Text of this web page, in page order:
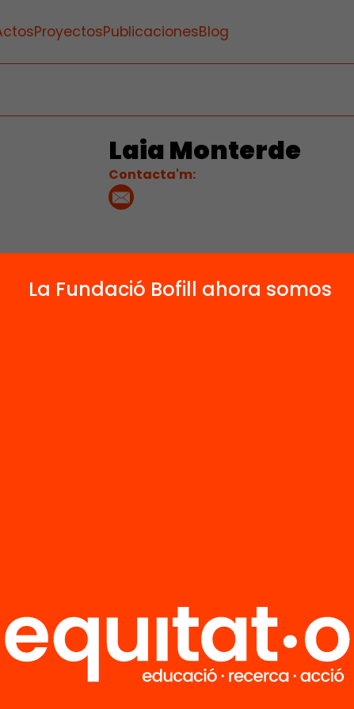
ProyectosPublicacionesBlog
Laia Monterde
Contacta'm:
FAQS
HUB Social
La Fundació Bofill ahora somos